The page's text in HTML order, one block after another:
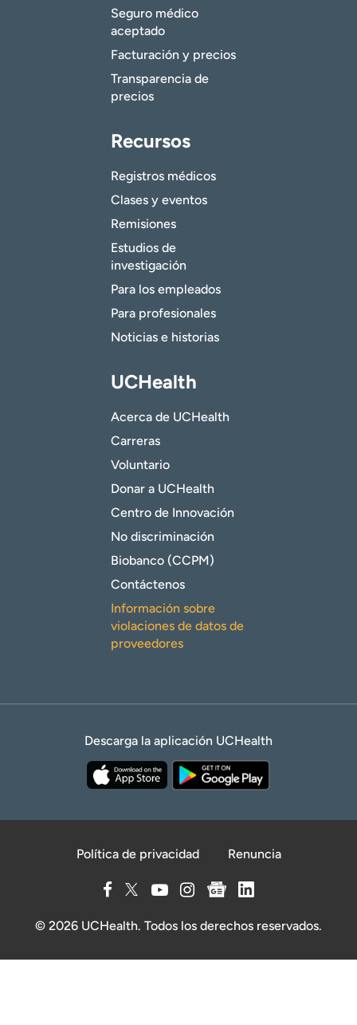
Seguro médico
aceptado
Facturación y precios
Transparencia de
precios
Recursos
Registros médicos
Clases y eventos
Remisiones
Estudios de
investigación
Para los empleados
Para profesionales
Noticias e historias
UCHealth
Acerca de UCHealth
Carreras
Voluntario
Donar a UCHealth
Centro de Innovación
No discriminación
Biobanco (CCPM)
Contáctenos
Información sobre
violaciones de datos de
proveedores
Descarga la aplicación UCHealth
Política de privacidad Renuncia
© 2026 UCHealth. Todos los derechos reservados.